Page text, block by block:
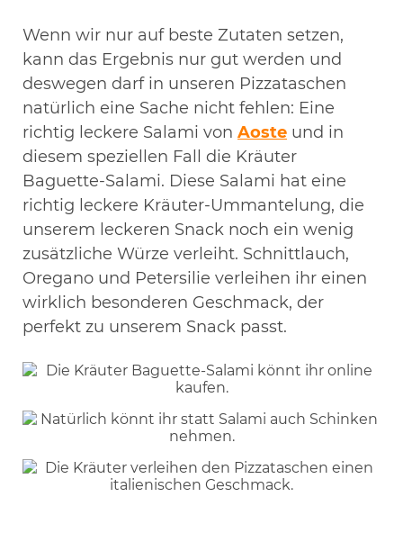
Wenn wir nur auf beste Zutaten setzen,
kann das Ergebnis nur gut werden und
deswegen darf in unseren Pizzataschen
natürlich eine Sache nicht fehlen: Eine
richtig leckere Salami von Aoste und in
diesem speziellen Fall die Kräuter
Baguette-Salami. Diese Salami hat eine
richtig leckere Kräuter-Ummantelung, die
unserem leckeren Snack noch ein wenig
zusätzliche Würze verleiht. Schnittlauch,
Oregano und Petersilie verleihen ihr einen
wirklich besonderen Geschmack, der
perfekt zu unserem Snack passt.